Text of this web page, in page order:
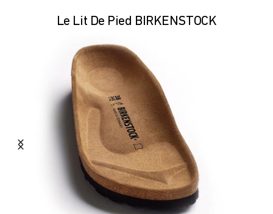
Le Lit De Pied BIRKENSTOCK